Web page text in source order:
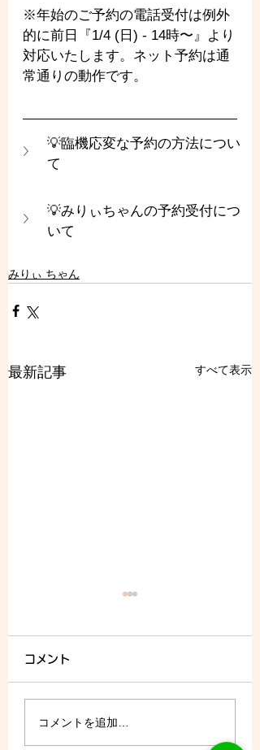
※年始のご予約の電話受付は例外
的に前日『1/4 (日) - 14時〜』より
対応いたします。ネット予約は通
常通りの動作です。
💡臨機応変な予約の方法につい
て
💡みりぃちゃんの予約受付につ
いて
みりぃ ちゃん
最新記事 すべて表示
8/6 (木) - ご予約状況
コメント
コメントを追加…